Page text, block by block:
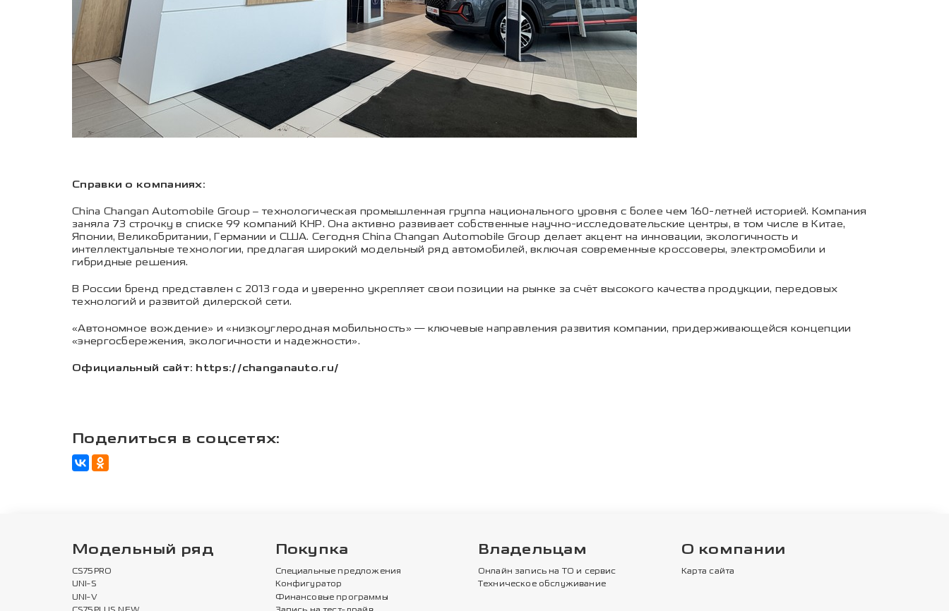
Справки о компаниях:
China Changan Automobile Group – технологическая промышленная группа национального уровня с более чем 160-летней историей. Компания
заняла 73 строчку в списке 99 компаний КНР. Она активно развивает собственные научно-исследовательские центры, в том числе в Китае,
Японии, Великобритании, Германии и США. Сегодня China Changan Automobile Group делает акцент на инновации, экологичность и
интеллектуальные технологии, предлагая широкий модельный ряд автомобилей, включая современные кроссоверы, электромобили и
гибридные решения.
В России бренд представлен с 2013 года и уверенно укрепляет свои позиции на рынке за счёт высокого качества продукции, передовых
технологий и развитой дилерской сети.
«Автономное вождение» и «низкоуглеродная мобильность» — ключевые направления развития компании, придерживающейся концепции
«энергосбережения, экологичности и надежности».
Официальный сайт: https://changanauto.ru/
Поделиться в соцсетях:
Модельный ряд
CS75PRO
UNI-S
UNI-V
Покупка
Специальные предложения
Конфигуратор
Финансовые программы
Владельцам
Онлайн запись на ТО и сервис
Техническое обслуживание
О компании
Карта сайта